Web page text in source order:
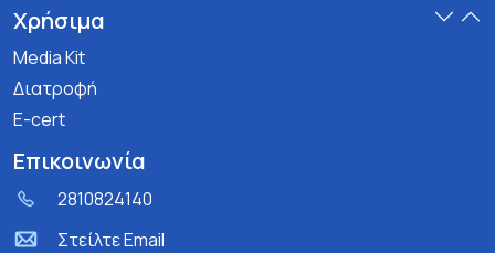
Χρήσιμα
Media Kit
Διατροφή
E-cert
Επικοινωνία
2810824140
Στείλτε Email